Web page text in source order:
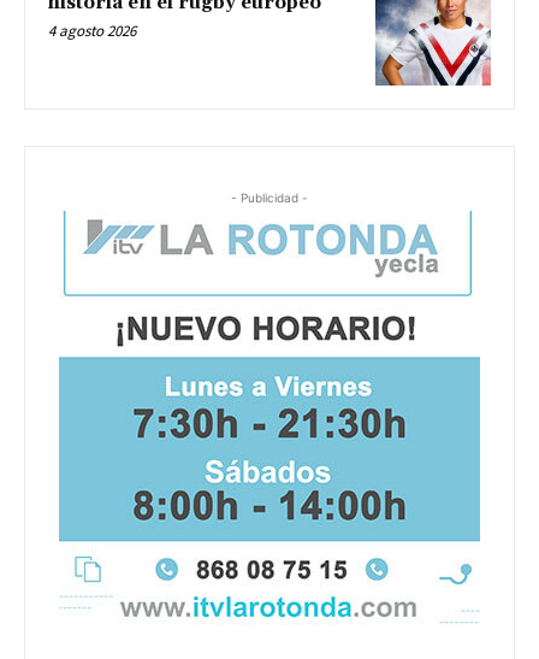
4 agosto 2026
- Publicidad -